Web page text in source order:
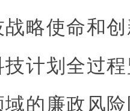
略使命和
计划全过
的廉政风